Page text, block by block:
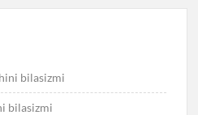
bilasizmi
bilasizmi